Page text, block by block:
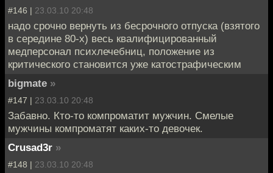
#146 | 23.03.10 20:48
надо срочно вернуть из бесрочного отпуска (взятого
в середине 80-х) весь квалифицированный
медперсонал психлечебниц, положение из
критического становится уже катострафическим
bigmate »
#147 | 23.03.10 20:48
Забавно. Кто-то компроматит мужчин. Смелые
мужчины компроматят каких-то девочек.
Crusad3r »
#148 | 23.03.10 20:48